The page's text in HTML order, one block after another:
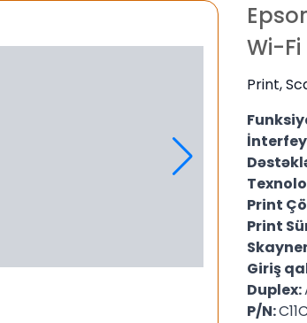
Wi-
Print,
Print
Print
Giriş
Duplex:
P/N: